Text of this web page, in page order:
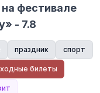
фестивале
- 7.8
праздник спорт
билеты